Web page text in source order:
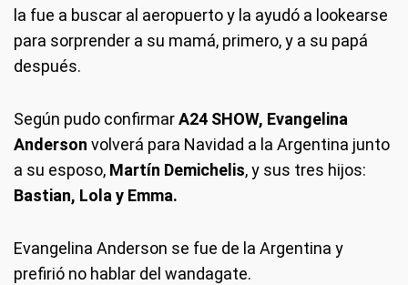
la fue a buscar al aeropuerto y la ayudó a lookearse
para sorprender a su mamá, primero, y a su papá
después.
Según pudo confirmarA24 SHOW, Evangelina
Anderson volverá para Navidad a la Argentina junto
a su esposo, Martín Demichelis, y sus tres hijos:
Bastian, Lola y Emma.
Evangelina Anderson se fue de la Argentina y
prefirió no hablar del wandagate.